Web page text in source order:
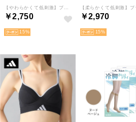
￥2,750
15
￥2,970
15